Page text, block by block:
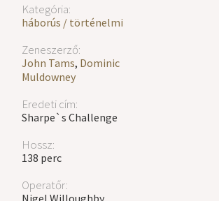
Kategória:
háborús / történelmi
Zeneszerző:
John Tams, Dominic
Muldowney
Eredeti cím:
Sharpe`s Challenge
Hossz:
138 perc
Operatőr:
Nigel Willoughby